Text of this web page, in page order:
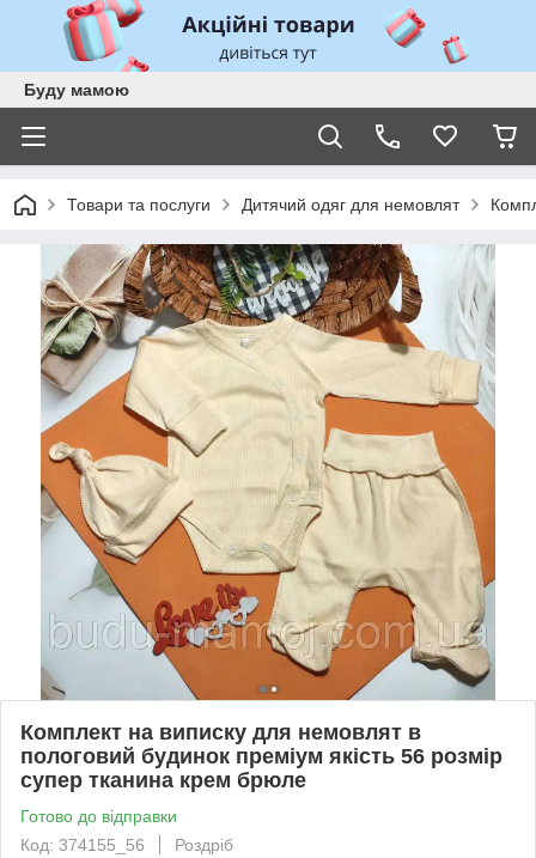
Буду мамою
Товари та послуги Дитячий одяг для немовлят
Комплект на виписку для немовлят в
пологовий будинок преміум якість 56 розмір
супер тканина крем брюле
Готово до відправки
Код: 374155_56
Роздріб